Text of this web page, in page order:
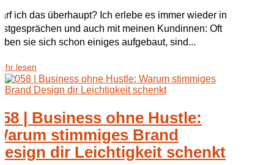
ich das überhaupt? Ich erlebe es immer wieder in
und auch mit meinen Kundinnen: Oft
sie sich schon einiges aufgebaut, sind...
lesen
| Business ohne Hustle:
stimmiges Brand
dir Leichtigkeit schenkt